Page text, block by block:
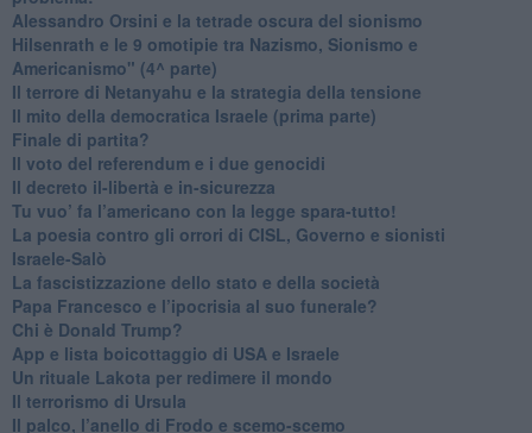
​Alessandro Orsini e la tetrade oscura del sionismo
​Hilsenrath e le 9 omotipie tra Nazismo, Sionismo e
Americanismo" (4^ parte)
​Il terrore di Netanyahu e la strategia della tensione
Il mito della democratica Israele (prima parte)
​Finale di partita?
​Il voto del referendum e i due genocidi
Il decreto il-libertà e in-sicurezza
Tu vuo’ fa l’americano con la legge spara-tutto!
La poesia contro gli orrori di CISL, Governo e sionisti
Israele-Salò
​La fascistizzazione dello stato e della società
Papa Francesco e l’ipocrisia al suo funerale?
​Chi è Donald Trump?
App e lista boicottaggio di USA e Israele
​Un rituale Lakota per redimere il mondo
Il terrorismo di Ursula
​Il palco, l’anello di Frodo e scemo-scemo